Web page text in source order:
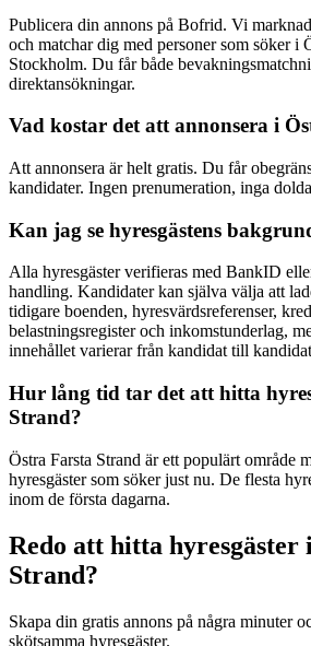
Publicera din annons på Bofrid. Vi
och matchar dig med personer som söker i
Stockholm. Du får både
direktansökningar.
Vad kostar det att annonsera i
Att annonsera är helt gratis. Du får
kandidater. Ingen prenumeration, inga
Kan jag se hyresgästens
Alla hyresgäster verifieras med BankID
handling. Kandidater kan själva välja att
tidigare boenden, hyresvärdsreferenser,
belastningsregister och inkomstunderlag,
innehållet varierar från kandidat till
Hur lång tid tar det att hitta
Strand?
Östra Farsta Strand är ett populärt område
hyresgäster som söker just nu. De flesta
inom de första dagarna.
Redo att hitta hyresgäster
Strand?
Skapa din gratis annons på några minuter
skötsamma hyresgäster.